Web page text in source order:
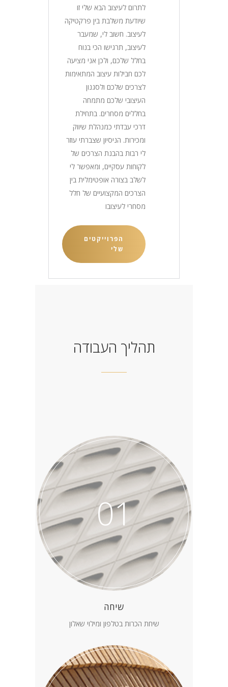
לתרום לעיצוב הבא שלי זו
שיודעת משלבת בין פרקטיקה
לעיצוב. חשוב לי, שמעבר
לעיצוב, תרגישו הכי בנוח
בחלל שלכם, ולכן אני מציעה
לכם חבילות עיצוב המתאימות
לצרכים שלכם ולסגנון
העיצובי שלכם מתמחה
בחללים מסחרים. בתחילת
דרכי עבדתי כמנהלת שיווק
ומכירות. הניסיון שצברתי עוזר
לי רבות בהבנת הצרכים של
לקוחות עסקיים, ומאפשר לי
לשלב בצורה אופטימלית בין
הצרכים המקצועיים של חלל
מסחרי לעיצובו
הפרוייקטים
שלי
תהליך העבודה
01
שיחה
שיחת הכרות בטלפון ומילוי שאלון